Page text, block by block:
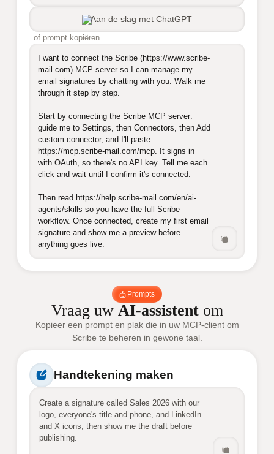
Aan de slag met ChatGPT
of prompt kopiëren
I want to connect the Scribe (https://www.scribe-
mail.com) MCP server so I can manage my
email signatures by chatting with you. Walk me
through it step by step.
Start by connecting the Scribe MCP server:
guide me to Settings, then Connectors, then Add
custom connector, and I'll paste
https://mcp.scribe-mail.com/mcp. It signs in
with OAuth, so there's no API key. Tell me each
click and wait until I confirm it's connected.
Then read https://help.scribe-mail.com/en/ai-
agents/skills so you have the full Scribe
workflow. Once connected, create my first email
signature and show me a preview before
anything goes live.
Prompts
Vraag uw AI-assistentom
Kopieer een prompt en plak die in uw MCP-client om
Scribe te beheren in gewone taal.
Handtekening maken
Create a signature called Sales 2026 with our
logo, everyone's title and phone, and LinkedIn
and X icons, then show me the draft before
publishing.